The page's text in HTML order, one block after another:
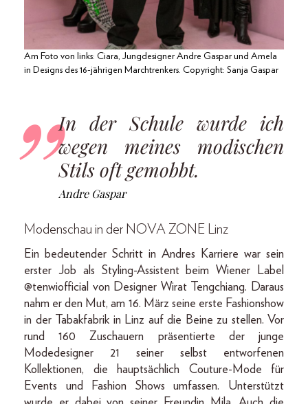
Am Foto von links: Ciara, Jungdesigner Andre Gaspar und Amela
in Designs des 16-jährigen Marchtrenkers. Copyright: Sanja Gaspar
In der Schule wurde ich
wegen meines modischen
Stils oft gemobbt.
Andre Gaspar
Modenschau in der NOVA ZONE Linz
Ein bedeutender Schritt in Andres Karriere war sein
erster Job als Styling-Assistent beim Wiener Label
@tenwiofficial von Designer Wirat Tengchiang. Daraus
nahm er den Mut, am 16. März seine erste Fashionshow
in der Tabakfabrik in Linz auf die Beine zu stellen. Vor
rund 160 Zuschauern präsentierte der junge
Modedesigner 21 seiner selbst entworfenen
Kollektionen, die hauptsächlich Couture-Mode für
Events und Fashion Shows umfassen. Unterstützt